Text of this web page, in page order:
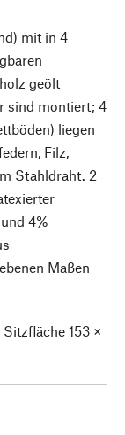
mit in 4
geölt
sind montiert; 4
liegen
Filz,
Stahldraht. 2
4%
Maßen
153 ×